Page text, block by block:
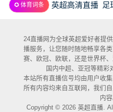
✪ 体育词条 英超高清直播 足
24直播网为全球英超爱好者提
播服务，让您随时随地畅享各
赛、欧冠、欧联，还是世界杯
国内中超、亚冠等精彩
本站所有直播信号均由用户收
所有内容均来自互联网，我们
内容
Copyright © 2026 英超直播.